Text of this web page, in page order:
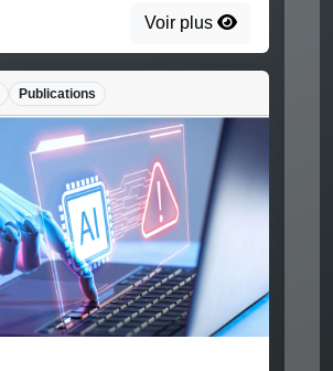
Voir plus
Publications